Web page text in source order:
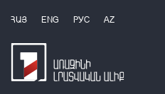
ՀԱՅ ENG РУС AZ